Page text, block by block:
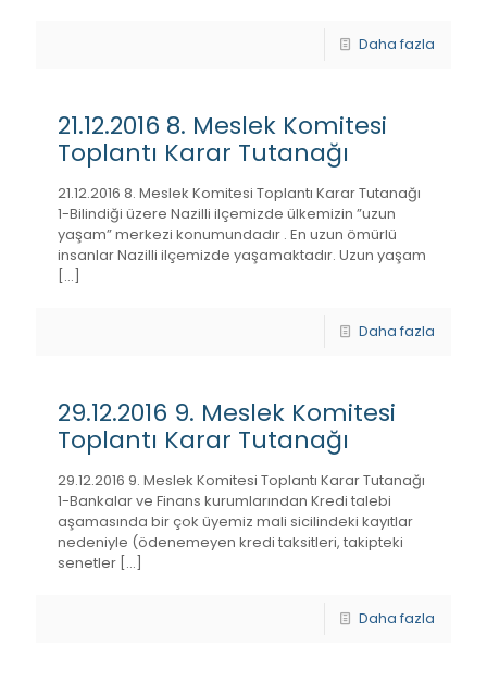
Daha fazla
21.12.2016 8. Meslek Komitesi
Toplantı Karar Tutanağı
21.12.2016 8. Meslek Komitesi Toplantı Karar Tutanağı
1-Bilindiği üzere Nazilli ilçemizde ülkemizin ”uzun
yaşam” merkezi konumundadır . En uzun ömürlü
insanlar Nazilli ilçemizde yaşamaktadır. Uzun yaşam
[…]
Daha fazla
29.12.2016 9. Meslek Komitesi
Toplantı Karar Tutanağı
29.12.2016 9. Meslek Komitesi Toplantı Karar Tutanağı
1-Bankalar ve Finans kurumlarından Kredi talebi
aşamasında bir çok üyemiz mali sicilindeki kayıtlar
nedeniyle (ödenemeyen kredi taksitleri, takipteki
senetler […]
Daha fazla